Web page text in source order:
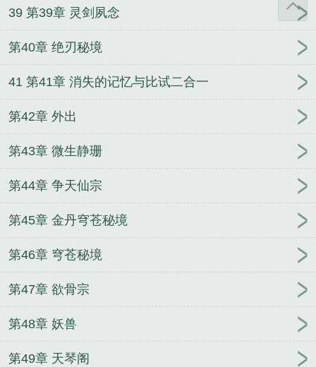
39 第39章 灵剑夙念
第40章 绝刃秘境
41 第41章 消失的记忆与比试二合一
第42章 外出
第43章 微生静珊
第44章 争天仙宗
第45章 金丹穹苍秘境
第46章 穹苍秘境
第47章 欲骨宗
第48章 妖兽
第49章 天琴阁